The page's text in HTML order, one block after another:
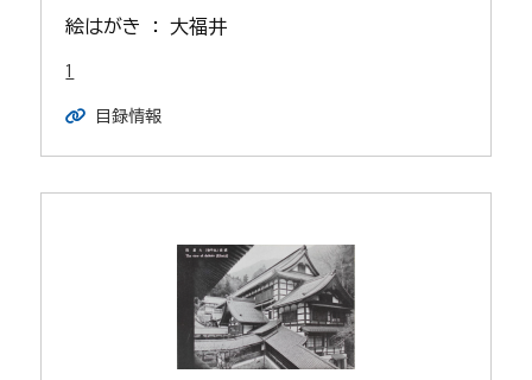
絵はがき : 大福井
1
目録情報